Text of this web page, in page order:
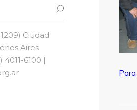
Ciudad
Aires
4011-6100 |